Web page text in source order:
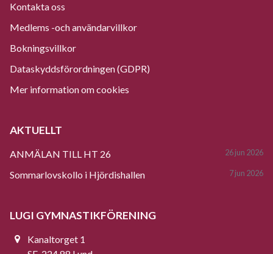
Kontakta oss
Medlems -och användarvillkor
Bokningsvillkor
Dataskyddsförordningen (GDPR)
Mer information om cookies
AKTUELLT
ANMÄLAN TILL HT 26 26 jun 2026
Sommarlovskollo i Hjördishallen 7 jun 2026
LUGI GYMNASTIKFÖRENING
Kanaltorget 1